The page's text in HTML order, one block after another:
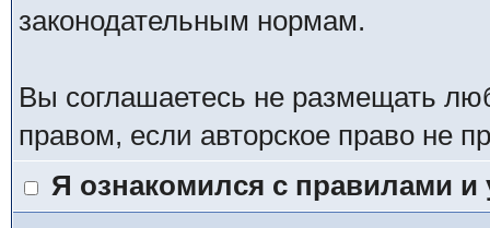
законодательным нормам.
Вы соглашаетесь не размещать
правом, если авторское право не
Я ознакомился с правилами